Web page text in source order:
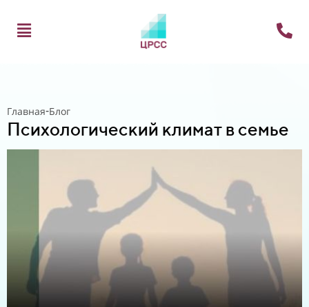
Главная-Блог
Психологический климат в семье